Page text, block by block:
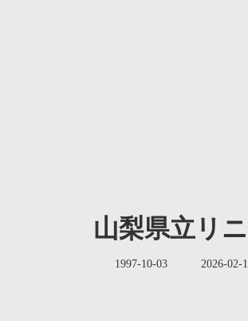
山梨県立リ
1997-10-03
最
2026-02-